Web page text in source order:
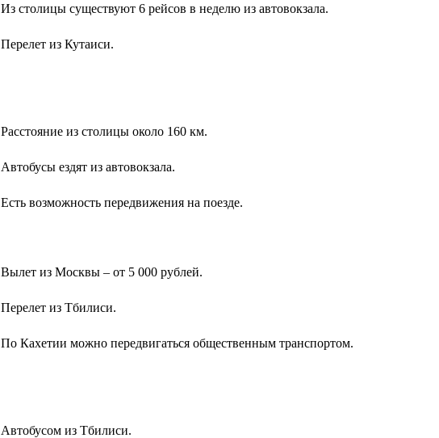
Из столицы существуют 6 рейсов в неделю из автовокзала.
Перелет из Кутаиси.
Расстояние из столицы около 160 км.
Автобусы ездят из автовокзала.
Есть возможность передвижения на поезде.
Вылет из Москвы – от 5 000 рублей.
Перелет из Тбилиси.
По Кахетии можно передвигаться общественным транспортом.
Автобусом из Тбилиси.